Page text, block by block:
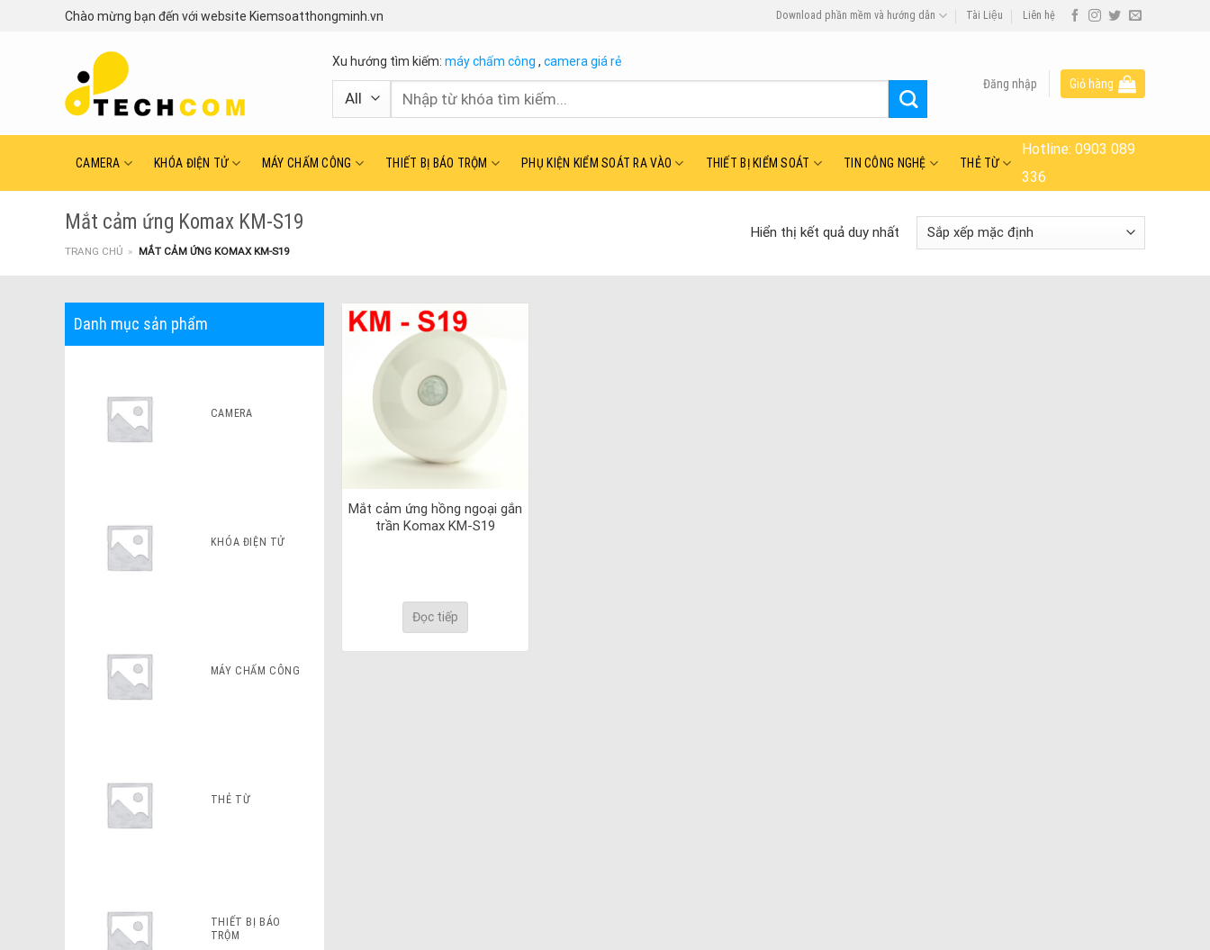
Chào mừng bạn đến với website Kiemsoatthongminh.vn Download phần mềm và hướng dẫn Tài Liệu Liên hệ
Xu hướng tìm kiếm: máy chấm công , camera giá rẻ
Tìm
Đăng nhập Giỏ hàng
CAMERA KHÓA ĐIỆN TỬ MÁY CHẤM CÔNG THIẾT BỊ BÁO TRỘM PHỤ KIỆN KIỂM SOÁT RA VÀO THIẾT BỊ KIỂM SOÁT TIN CÔNG NGHỆ THẺ TỪ
Hotline:0903 089
336
Mắt cảm ứng Komax KM-S19
TRANG CHỦ » MẮT CẢM ỨNG KOMAX KM-S19
Hiển thị kết quả duy nhất
Danh mục sản phẩm
CAMERA
KHÓA ĐIỆN TỬ
MÁY CHẤM CÔNG
THẺ TỪ
THIẾT BỊ BÁO
TRỘM
Mắt cảm ứng hồng ngoại gắn
trần Komax KM-S19
Đọc tiếp